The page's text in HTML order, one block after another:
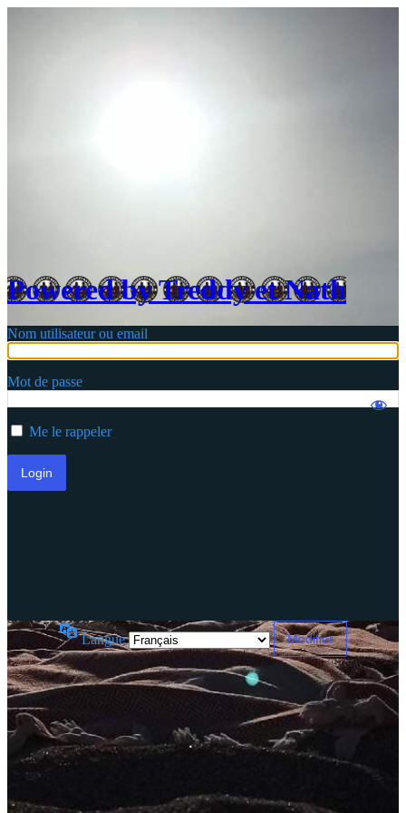
Powered by Treddy et Nath
Nom utilisateur ou email
Mot de passe
Me le rappeler
Langue